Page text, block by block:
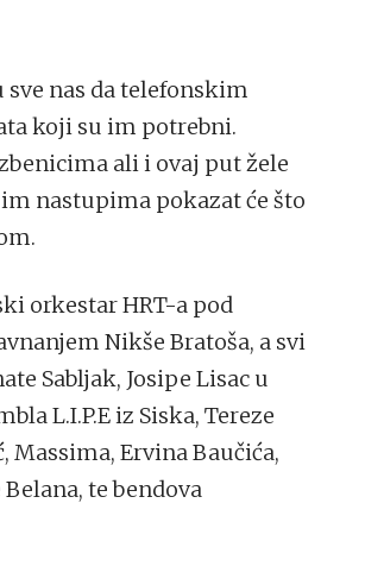
nas da telefonskim
koji su im potrebni.
ali i ovaj put žele
nastupima pokazat će što
orkestar HRT-a pod
Nikše Bratoša, a svi
Sabljak, Josipe Lisac u
L.I.P.E iz Siska, Tereze
Massima, Ervina Baučića,
te bendova